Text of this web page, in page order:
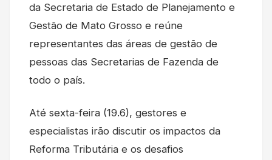
da Secretaria de Estado de Planejamento e
Gestão de Mato Grosso e reúne
representantes das áreas de gestão de
pessoas das Secretarias de Fazenda de
todo o país.
Até sexta-feira (19.6), gestores e
especialistas irão discutir os impactos da
Reforma Tributária e os desafios